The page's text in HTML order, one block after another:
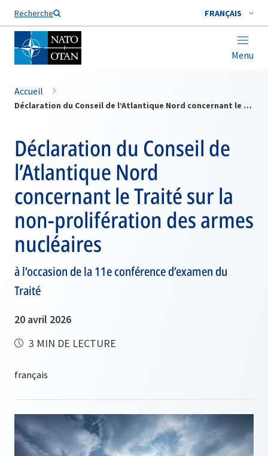
Recherche FRANÇAIS
Menu
Nom de famille*
Accueil
Déclaration du Conseil de l’Atlantique Nord concernant le Traité sur la non-prolifération des armes nucléaires
Déclaration du Conseil de
l’Atlantique Nord
concernant le Traité sur la
non-prolifération des armes
nucléaires
à l’occasion de la 11e conférence d’examen du
Traité
20 avril 2026
3 MIN DE LECTURE